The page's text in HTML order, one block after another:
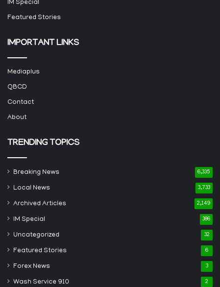
IM Special
Featured Stories
IMPORTANT LINKS
Mediaplus
QBCD
Contact
About
TRENDING TOPICS
Breaking News 6,335
Local News 3,733
Archived Articles 2,149
IM Special 386
Uncategorized 32
Featured Stories 6
Forex News 3
Wash Service 910 2